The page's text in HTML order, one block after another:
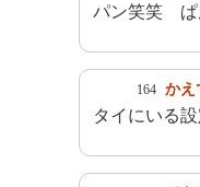
パン笑笑 ぱ
164 かえ
タイにいる